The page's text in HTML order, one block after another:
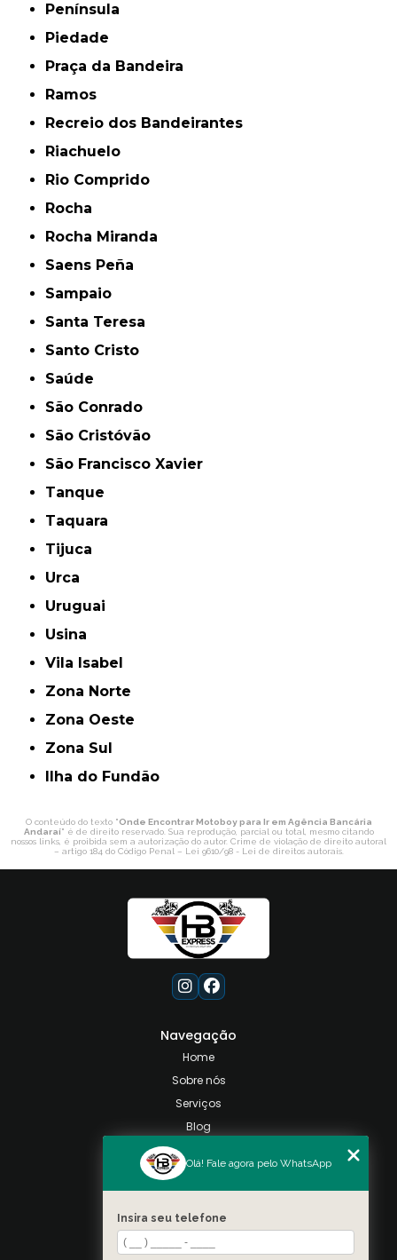
Península
Piedade
Praça da Bandeira
Ramos
Recreio dos Bandeirantes
Riachuelo
Rio Comprido
Rocha
Rocha Miranda
Saens Peña
Sampaio
Santa Teresa
Santo Cristo
Saúde
São Conrado
São Cristóvão
São Francisco Xavier
Tanque
Taquara
Tijuca
Urca
Uruguai
Usina
Vila Isabel
Zona Norte
Zona Oeste
Zona Sul
ilha do Fundão
O conteúdo do texto "Onde Encontrar Motoboy para Ir em Agência Bancária
Andaraí" é de direito reservado. Sua reprodução, parcial ou total, mesmo citando
nossos links, é proibida sem a autorização do autor. Crime de violação de direito autoral
– artigo 184 do Código Penal – Lei 9610/98 - Lei de direitos autorais.
Navegação
Home
Sobre nós
Serviços
Blog
Categorias
Mapa do site
Contato
Olá! Fale agora pelo WhatsApp
Insira seu telefone